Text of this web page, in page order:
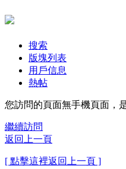
搜索
版塊列表
用戶信息
熱帖
您訪問的頁面無手機頁面，
繼續訪問
返回上一頁
[ 點擊這裡返回上一頁 ]